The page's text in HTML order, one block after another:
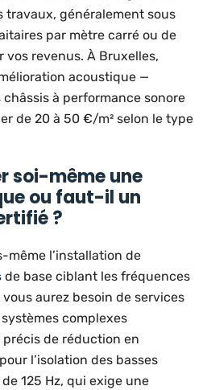
généralement sous
par mètre carré ou de
vos revenus. À Bruxelles,
acoustique —
à performance sonore
de 20 à 50 €/m² selon le type
soi-même une
ou faut-il un
?
même l’installation de
de base ciblant les fréquences
aurez besoin de services
complexes
de réduction en
l’isolation des basses
125 Hz, qui exige une